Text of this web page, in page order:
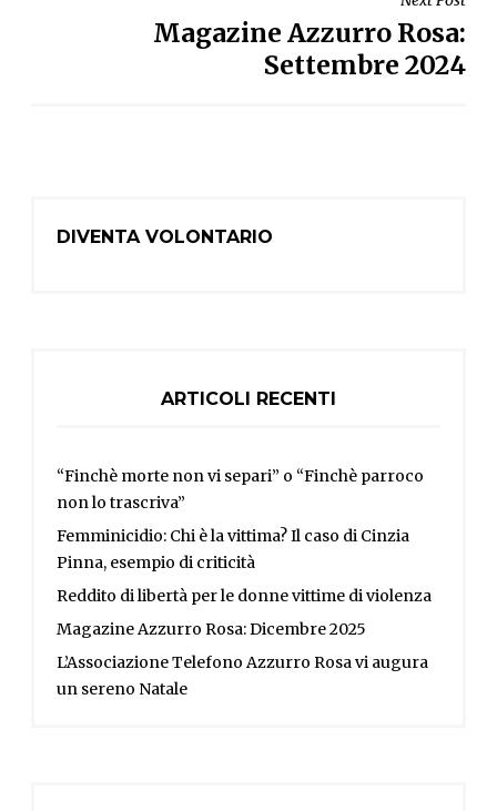
Magazine Azzurro Rosa:
Settembre 2024
DIVENTA VOLONTARIO
ARTICOLI RECENTI
“Finchè morte non vi separi” o “Finchè parroco
non lo trascriva”
Femminicidio: Chi è la vittima? Il caso di Cinzia
Pinna, esempio di criticità
Reddito di libertà per le donne vittime di violenza
Magazine Azzurro Rosa: Dicembre 2025
L’Associazione Telefono Azzurro Rosa vi augura
un sereno Natale